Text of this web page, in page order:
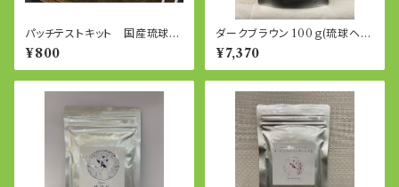
パッチテストキット 国産琉球ヘ
ナ・モロカンヘナ
¥800
ダークブラウン 100ｇ(琉球ヘ
ナ、琉球藍のミックス)
¥7,370